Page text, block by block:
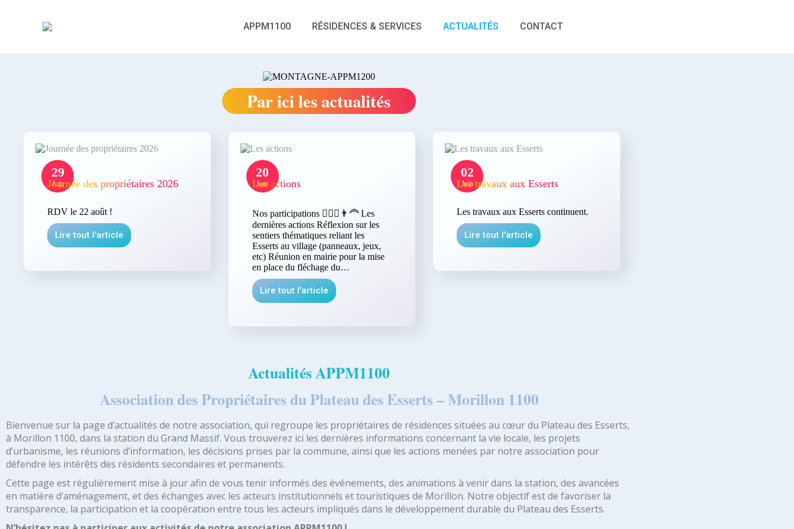
APPM1100 RÉSIDENCES & SERVICES ACTUALITÉS CONTACT
Par ici les actualités
29
Juin
Journée des propriétaires 2026
RDV le 22 août !
Lire tout l'article
20
Juin
Les actions
Nos participations 🙎🏻‍♀️👨‍🦰 Les
dernières actions Réflexion sur les
sentiers thématiques reliant les
Esserts au village (panneaux, jeux,
etc) Réunion en mairie pour la mise
en place du fléchage du…
Lire tout l'article
02
Juin
Les travaux aux Esserts
Les travaux aux Esserts continuent.
Lire tout l'article
Actualités APPM1100
Association des Propriétaires du Plateau des Esserts – Morillon 1100
Bienvenue sur la page d’actualités de notre association, qui regroupe les propriétaires de résidences situées au cœur du Plateau des Esserts,
à Morillon 1100, dans la station du Grand Massif. Vous trouverez ici les dernières informations concernant la vie locale, les projets
d’urbanisme, les réunions d’information, les décisions prises par la commune, ainsi que les actions menées par notre association pour
défendre les intérêts des résidents secondaires et permanents.
Cette page est régulièrement mise à jour afin de vous tenir informés des événements, des animations à venir dans la station, des avancées
en matière d’aménagement, et des échanges avec les acteurs institutionnels et touristiques de Morillon. Notre objectif est de favoriser la
transparence, la participation et la coopération entre tous les acteurs impliqués dans le développement durable du Plateau des Esserts.